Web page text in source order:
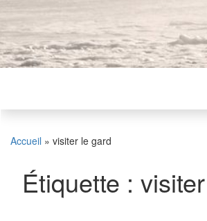
Accueil » visiter le gard
Étiquette :